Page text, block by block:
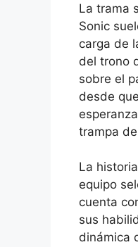
La trama
Sonic
carga de
del trono
sobre el
desde
trampa
La
equipo
cuenta
sus
dinámica